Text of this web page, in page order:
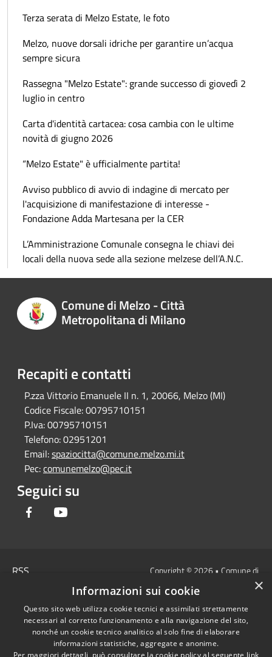
Terza serata di Melzo Estate, le foto
Melzo, nuove dorsali idriche per garantire un’acqua
sempre sicura
Rassegna "Melzo Estate": grande successo di giovedì 2
luglio in centro
Carta d'identità cartacea: cosa cambia con le ultime
novità di giugno 2026
“Melzo Estate" è ufficialmente partita!
Avviso pubblico di avvio di indagine di mercato per
l'acquisizione di manifestazione di interesse -
Fondazione Adda Martesana per la CER
L’Amministrazione Comunale consegna le chiavi dei
locali della nuova sede alla sezione melzese dell’A.N.C.
Comune di Melzo - Città
Metropolitana di Milano
Recapiti e contatti
P.zza Vittorio Emanuele II n. 1, 20066, Melzo (MI)
Codice Fiscale:00795710151
P.Iva:00795710151
Telefono:02951201
Email:spaziocitta@comune.melzo.mi.it
Pec:comunemelzo@pec.it
Seguici su
Facebook
RSS
Cookie
Mappa del sito
Area Interna
Copyright © 2026 • Comune di
Melzo - Città Metropolitana di
Milano • Powered by
Municipium•Accesso
redazione
×
Informazioni sui cookie
Questo sito web utilizza cookie tecnici e assimilati strettamente
necessari al corretto funzionamento e alla navigazione del sito,
nonché un cookie tecnico analitico al solo fine di elaborare
informazioni statistiche, aggregate e anonime.
Per maggiori dettagli, può consultare la cookie policy al seguente link